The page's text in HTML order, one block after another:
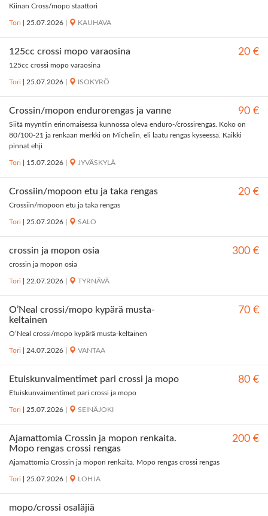
Kiinan Cross/mopo staattori
Tori 25.07.2026 KAUHAVA
125cc crossi mopo varaosina 20 €
125cc crossi mopo varaosina
Tori 25.07.2026 ISOKYRÖ
Crossin/mopon endurorengas ja vanne 90 €
Siitä myyntiin erinomaisessa kunnossa oleva enduro-/crossirengas. Koko on
80/100-21 ja renkaan merkki on Michelin, eli laatu rengas kyseessä. Kaikki
pinnat ehji
Tori 15.07.2026 JYVÄSKYLÄ
Crossiin/mopoon etu ja taka rengas 20 €
Crossiin/mopoon etu ja taka rengas
Tori 25.07.2026 SALO
crossin ja mopon osia 300 €
crossin ja mopon osia
Tori 22.07.2026 TYRNÄVÄ
O’Neal crossi/mopo kypärä musta-
keltainen
70 €
O’Neal crossi/mopo kypärä musta-keltainen
Tori 24.07.2026 VANTAA
Etuiskunvaimentimet pari crossi ja mopo 80 €
Etuiskunvaimentimet pari crossi ja mopo
Tori 25.07.2026 SEINÄJOKI
Ajamattomia Crossin ja mopon renkaita.
Mopo rengas crossi rengas
200 €
Ajamattomia Crossin ja mopon renkaita. Mopo rengas crossi rengas
Tori 25.07.2026 LOHJA
mopo/crossi osaläjiä